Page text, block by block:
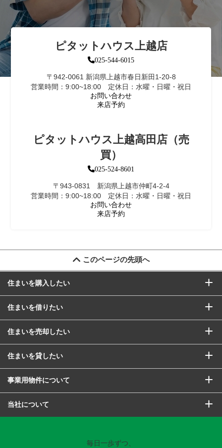
ピタットハウス上越店
025-544-6015
〒942-0061 新潟県上越市春日新田1-20-8
営業時間：9:00~18:00 定休日：水曜・日曜・祝日
お問い合わせ
来店予約
ピタットハウス上越高田店（売
買）
025-524-8601
〒943-0831 新潟県上越市仲町4-2-4
営業時間：9:00~18:00 定休日：水曜・日曜・祝日
お問い合わせ
来店予約
このページの先頭へ
住まいを購入したい
住まいを借りたい
住まいを売却したい
住まいを貸したい
事業用物件について
当社について
毎日一歩ずつ、